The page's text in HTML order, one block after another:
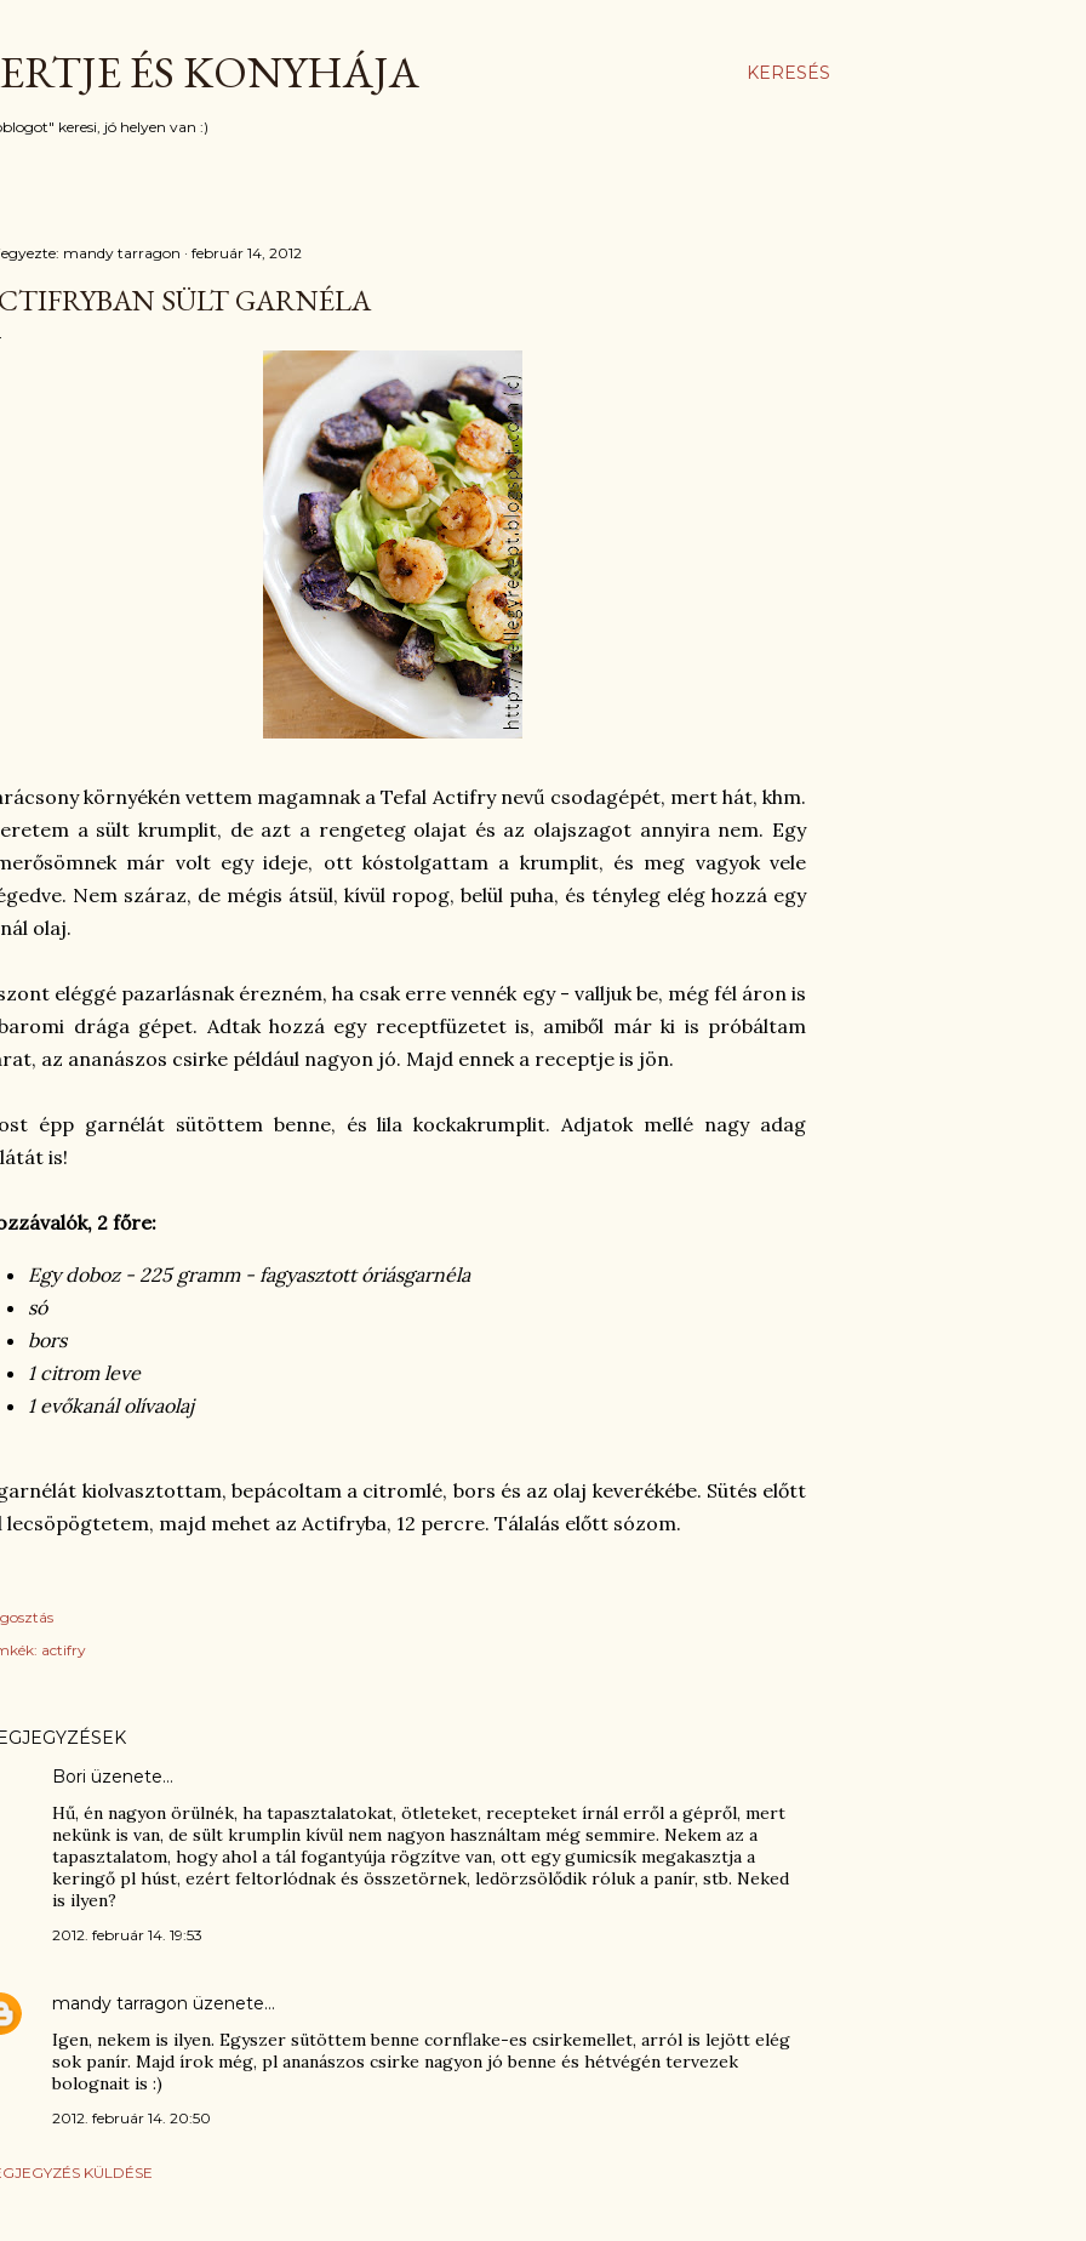
KERESÉS
ÉS KONYHÁJA
keresi, jó helyen van :)
mandy tarragon február 14, 2012
SÜLT GARNÉLA
környékén vettem magamnak a Tefal Actifry nevű csodagépét, mert hát, khm.
a sült krumplit, de azt a rengeteg olajat és az olajszagot annyira nem. Egy
már volt egy ideje, ott kóstolgattam a krumplit, és meg vagyok vele
Nem száraz, de mégis átsül, kívül ropog, belül puha, és tényleg elég hozzá egy
olaj.
eléggé pazarlásnak érezném, ha csak erre vennék egy - valljuk be, még fél áron is
drága gépet. Adtak hozzá egy receptfüzetet is, amiből már ki is próbáltam
az ananászos csirke például nagyon jó. Majd ennek a receptje is jön.
épp garnélát sütöttem benne, és lila kockakrumplit. Adjatok mellé nagy adag
is!
2 főre:
Egy doboz - 225 gramm - fagyasztott óriásgarnéla
só
bors
1 citrom leve
1 evőkanál olívaolaj
kiolvasztottam, bepácoltam a citromlé, bors és az olaj keverékébe. Sütés előtt
lecsöpögtetem, majd mehet az Actifryba, 12 percre. Tálalás előtt sózom.
actifry
Bori üzenete…
Hű, én nagyon örülnék, ha tapasztalatokat, ötleteket, recepteket írnál erről a gépről, mert
nekünk is van, de sült krumplin kívül nem nagyon használtam még semmire. Nekem az a
tapasztalatom, hogy ahol a tál fogantyúja rögzítve van, ott egy gumicsík megakasztja a
keringő pl húst, ezért feltorlódnak és összetörnek, ledörzsölődik róluk a panír, stb. Neked
is ilyen?
2012. február 14. 19:53
mandy tarragon üzenete…
Igen, nekem is ilyen. Egyszer sütöttem benne cornflake-es csirkemellet, arról is lejött elég
sok panír. Majd írok még, pl ananászos csirke nagyon jó benne és hétvégén tervezek
bolognait is :)
2012. február 14. 20:50
KÜLDÉSE